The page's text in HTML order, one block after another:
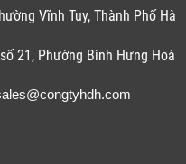
Vĩnh Tuy, Thành Phố Hà
21, Phường Bình Hưng Hoà